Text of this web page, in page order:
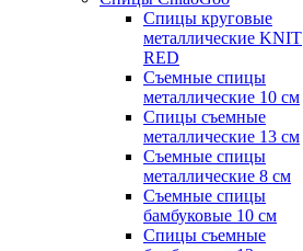
Спицы круговые
металлические KNIT
RED
Съемные спицы
металлические 10 см
Спицы съемные
металлические 13 см
Съемные спицы
металлические 8 см
Съемные спицы
бамбуковые 10 см
Спицы съемные